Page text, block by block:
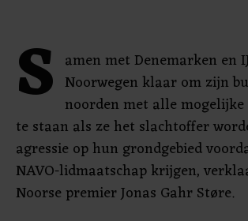
S amen met Denemarken en
Noorwegen klaar om zijn
noorden met alle
te staan ​​als ze het slachtoffer
agressie op hun grondgebied
NAVO-lidmaatschap krijgen,
Noorse premier Jonas Gahr Støre.